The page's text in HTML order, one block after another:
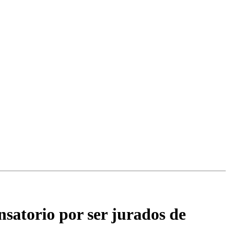
por ser jurados de